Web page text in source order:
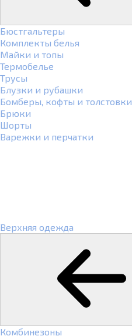
Бюстгальтеры
Комплекты белья
Майки и топы
Термобелье
Трусы
Блузки и рубашки
Бомберы, кофты и толстовки
Брюки
Шорты
Варежки и перчатки
Верхняя одежда
Комбинезоны